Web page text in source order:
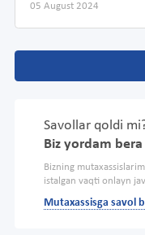
05 August 2024
Savollar qoldi
Biz yordam
Bizning
istalgan vaqti onlayn
Mutaxassisga savol